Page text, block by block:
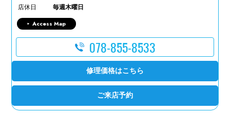
店休日
毎週木曜日
Access Map
078-855-8533
修理価格はこちら
ご来店予約